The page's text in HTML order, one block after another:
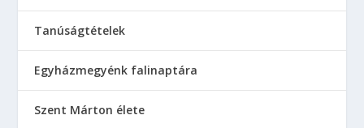
Tanúságtételek
Egyházmegyénk falinaptára
Szent Márton élete